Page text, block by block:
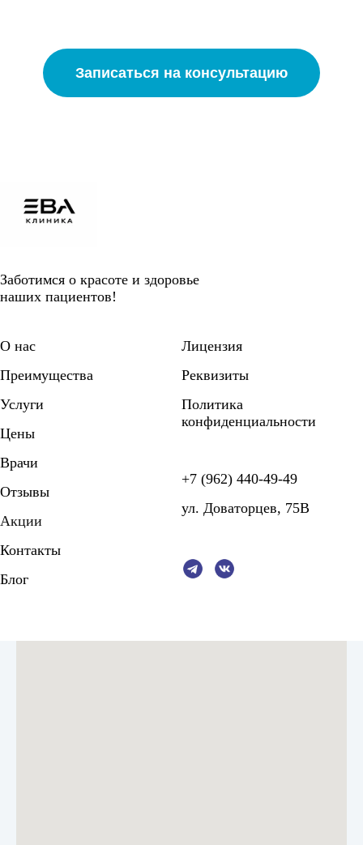
Записаться на консультацию
Заботимся о красоте и здоровье
наших пациентов!
О нас
Преимущества
Услуги
Цены
Врачи
Отзывы
Акции
Контакты
Блог
Лицензия
Реквизиты
Политика
конфиденциальности
+7 (962) 440-49-49
ул. Доваторцев, 75В